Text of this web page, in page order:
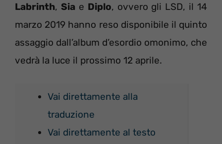
Labrinth, Sia e Diplo, ovvero gli LSD, il 14
marzo 2019 hanno reso disponibile il quinto
assaggio dall’album d’esordio omonimo, che
vedrà la luce il prossimo 12 aprile.
Vai direttamente alla
traduzione
Vai direttamente al testo